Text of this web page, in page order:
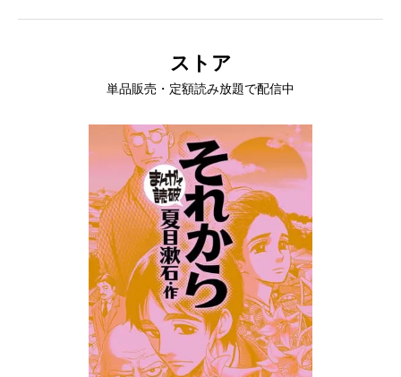
ストア
単品販売・定額読み放題で配信中